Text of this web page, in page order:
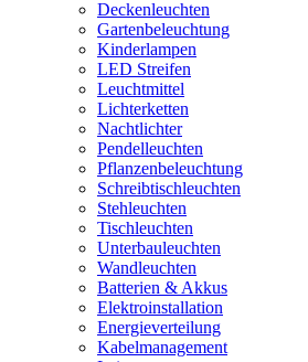
Deckenleuchten
Gartenbeleuchtung
Kinderlampen
LED Streifen
Leuchtmittel
Lichterketten
Nachtlichter
Pendelleuchten
Pflanzenbeleuchtung
Schreibtischleuchten
Stehleuchten
Tischleuchten
Unterbauleuchten
Wandleuchten
Batterien & Akkus
Elektroinstallation
Energieverteilung
Kabelmanagement